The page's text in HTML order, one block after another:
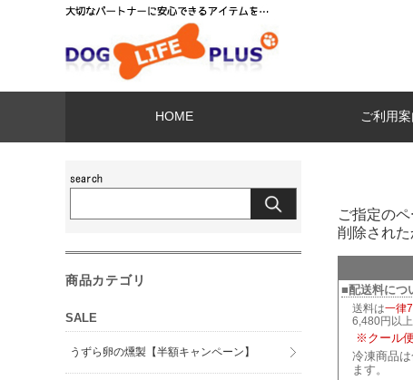
HOME ご利用案
ご指定の
削除された
■配送料につ
送料は一律
6,480円以
※クール
冷凍商品
ます。
商品カテゴリ
SALE
うずら卵の燻製【半額キャンペーン】